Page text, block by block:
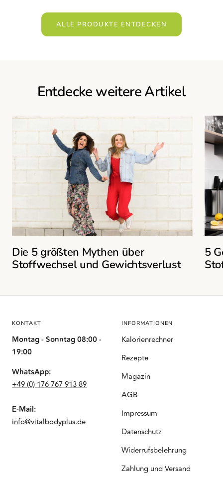
ALLE PRODUKTE ENTDECKEN
Entdecke weitere Artikel
Die 5 größten Mythen über
Stoffwechsel und Gewichtsverlust
5
KONTAKT
Montag - Sonntag 08:00 -
19:00
WhatsApp:
+49 (0) 176 767 913 89
E-Mail:
info@vitalbodyplus.de
INFORMATIONEN
Kalorienrechner
Rezepte
Magazin
AGB
Impressum
Datenschutz
Widerrufsbelehrung
Zahlung und Versand